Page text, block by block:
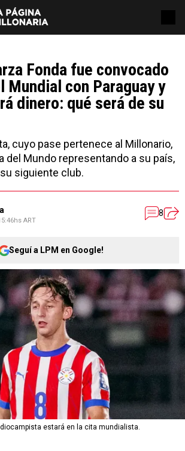
Fonda fue convocado
Mundial con Paraguay y
dinero: qué será de su
cuyo pase pertenece al Millonario,
del Mundo representando a su país,
siguiente club.
ART
8
Seguí a LPM en Google!
estará en la cita mundialista.